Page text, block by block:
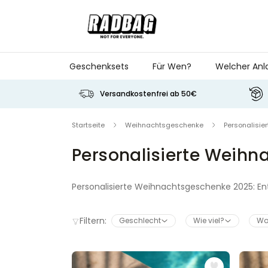
Geschenksets Für Wen? Welcher
Versandkostenfrei ab 50€
Startseite Weihnachtsgeschenke
Personalisierte
Personalisierte Weihnachtsgeschenke 2025:
persönliches Geschenk rechtzeitig ankommt
Filtern: Geschlecht Wie viel?